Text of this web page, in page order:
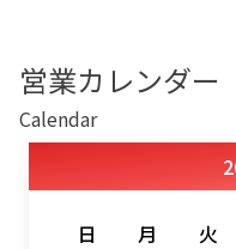
営業カレンダー
Calendar
日 月 火